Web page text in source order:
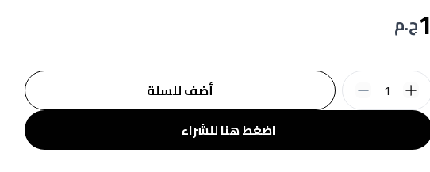
1ج.م
اضغط هنا للشراء
أضف للسلة 1